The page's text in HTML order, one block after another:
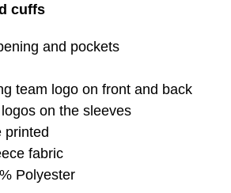
cuffs
and pockets
team logo on front and back
on the sleeves
printed
fabric
Polyester